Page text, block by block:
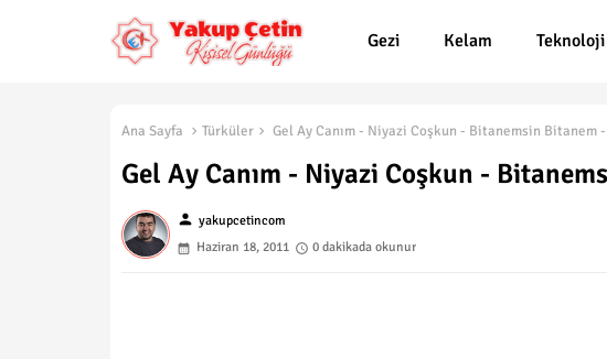
Gezi Kelam Teknoloji
Ana Sayfa Türküler Gel Ay Canım - Niyazi Coşkun - Bitanemsin Bitanem
Gel Ay Canım - Niyazi Coşkun -
person yakupcetincom
Haziran 18, 2011
0 dakikada okunur